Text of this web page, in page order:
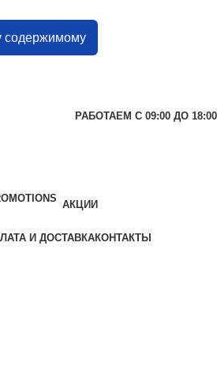
содержимому
РАБОТАЕМ С 09:00 ДО 18:00
АКЦИИ
И ДОСТАВКАКОНТАКТЫ